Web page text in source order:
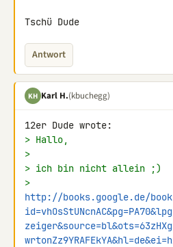
Tschü Dude
Antwort
KH Karl H.(kbuchegg)
> Hallo,
>
> ich bin nicht allein ;)
>
http://books.google.de/